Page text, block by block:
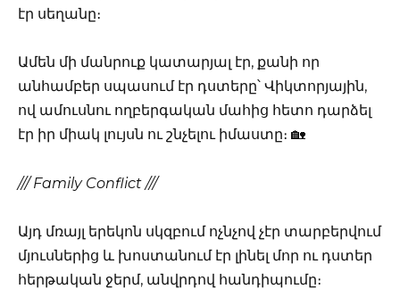
էր սեղանը։
Ամեն մի մանրուք կատարյալ էր, քանի որ
անհամբեր սպասում էր դստերը՝ Վիկտորյային,
ով ամուսնու ողբերգական մահից հետո դարձել
էր իր միակ լույսն ու շնչելու իմաստը։ 🏡
/// Family Conflict ///
Այդ մռայլ երեկոն սկզբում ոչնչով չէր տարբերվում
մյուսներից և խոստանում էր լինել մոր ու դստեր
հերթական ջերմ, անվրդով հանդիպումը։